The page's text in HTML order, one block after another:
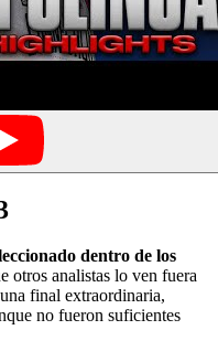
dentro de los
otros analistas lo ven fuera
final extraordinaria,
no fueron suficientes